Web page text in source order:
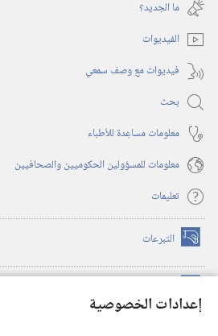
إعدادات الخصوصية
جديدة)
ما الجديد؟‏
الفيديوات
فيديوات مع وصف سمعي
بحث
معلومات مساعِدة للأطباء
معلومات للمسؤولين الحكوميين والصحافيين
تعليمات
التبرعات (يفتح
نافذة
(يفتح
نافذة